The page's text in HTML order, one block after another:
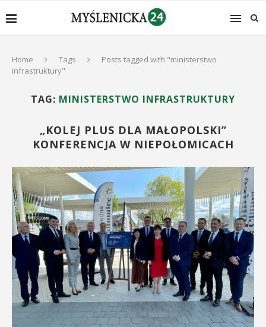
Home Tags
Posts tagged with "ministerstwo
infrastruktury"
TAG: MINISTERSTWO INFRASTRUKTURY
„KOLEJ PLUS DLA MAŁOPOLSKI”
KONFERENCJA W NIEPOŁOMICACH